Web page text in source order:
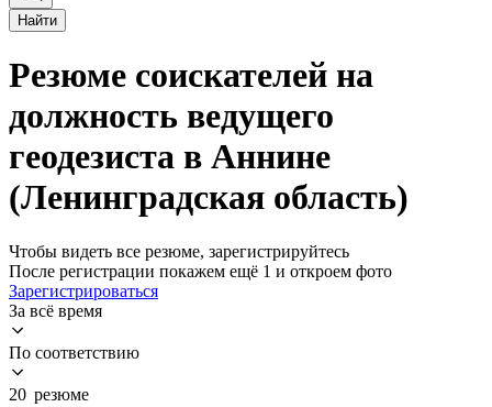
Найти
Резюме соискателей на
должность ведущего
геодезиста в Аннине
(Ленинградская область)
Чтобы видеть все резюме, зарегистрируйтесь
После регистрации покажем ещё 1 и откроем фото
Зарегистрироваться
За всё время
По соответствию
20 резюме